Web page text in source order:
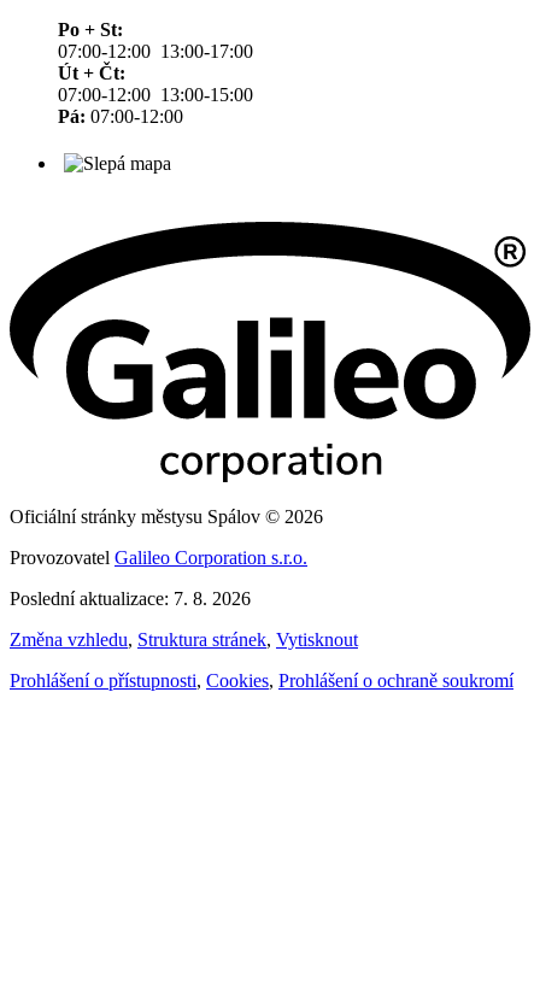
Po + St:
07:00-12:00 13:00-17:00
Út + Čt:
07:00-12:00 13:00-15:00
Pá: 07:00-12:00
Oficiální stránky městysu Spálov © 2026
Provozovatel Galileo Corporation s.r.o.
Poslední aktualizace: 7. 8. 2026
Změna vzhledu, Struktura stránek, Vytisknout
Prohlášení o přístupnosti, Cookies, Prohlášení o ochraně soukromí